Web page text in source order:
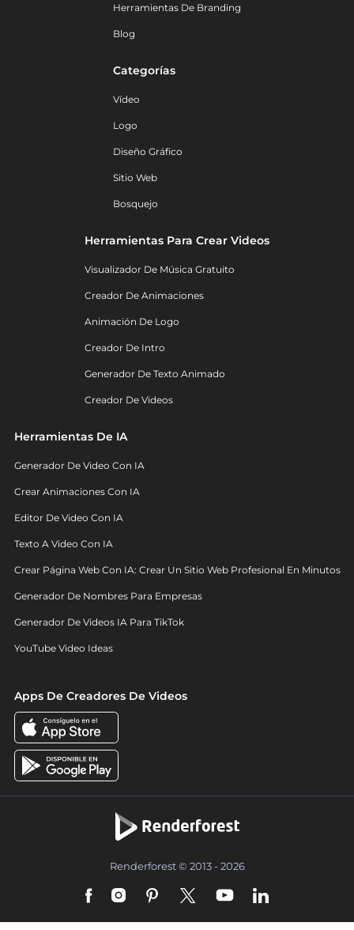
Herramientas De Branding
Blog
Categorías
Vídeo
Logo
Diseño Gráfico
Sitio Web
Bosquejo
Herramientas Para Crear Videos
Visualizador De Música Gratuito
Creador De Animaciones
Animación De Logo
Creador De Intro
Generador De Texto Animado
Creador De Videos
Herramientas De IA
Generador De Video Con IA
Crear Animaciones Con IA
Editor De Video Con IA
Texto A Video Con IA
Crear Página Web Con IA: Crear Un Sitio Web Profesional En Minutos
Generador De Nombres Para Empresas
Generador De Videos IA Para TikTok
YouTube Video Ideas
Apps De Creadores De Videos
Renderforest © 2013 - 2026